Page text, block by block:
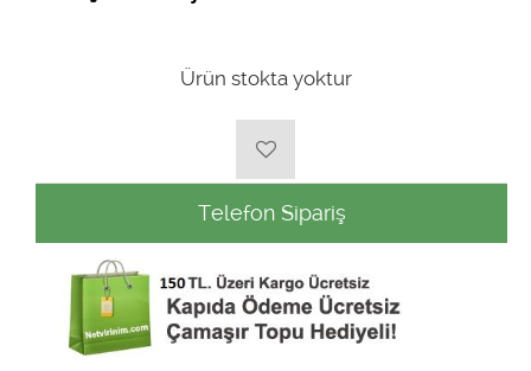
Ürün stokta yoktur
Telefon Sipariş